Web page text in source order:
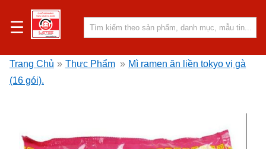
☰
Trang Chủ » Thực Phẩm » Mì ramen ăn liền tokyo vị gà
(16 gói).